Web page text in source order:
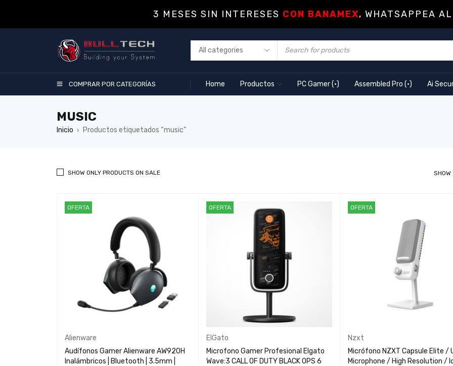
3 MESES SIN INTERESES CON BANAMEX, WHATSAPPEA
COMPRAR POR CATEGORÍAS Home Productos PC Gamer (·) Assembled Pro (·) Ai
MUSIC
Inicio › Productos etiquetados “music”
SHOW
SHOW ONLY PRODUCTS ON SALE
OFERTA
Alienware
Audífonos Gamer Alienware AW920H
Inalámbricos | Bluetooth | 3.5mm |
OFERTA
ElGato
Microfono Gamer Profesional Elgato
Wave:3 CALL OF DUTY BLACK OPS 6
OFERTA
Nzxt
Micrófono NZXT Capsule Elite /
Microphone / High Resolution /